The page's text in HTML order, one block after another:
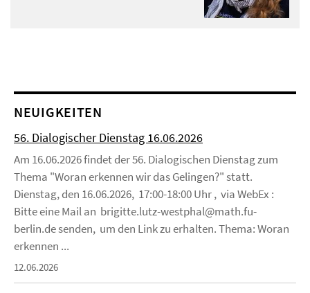
NEUIGKEITEN
56. Dialogischer Dienstag 16.06.2026
Am 16.06.2026 findet der 56. Dialogischen Dienstag zum
Thema "Woran erkennen wir das Gelingen?" statt.
Dienstag, den 16.06.2026, 17:00-18:00 Uhr , via WebEx :
Bitte eine Mail an brigitte.lutz-westphal@math.fu-
berlin.de senden, um den Link zu erhalten. Thema: Woran
erkennen ...
12.06.2026